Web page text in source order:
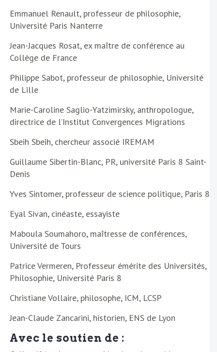
Emmanuel Renault, professeur de philosophie,
Université Paris Nanterre
Jean-Jacques Rosat, ex maître de conférence au
Collège de France
Philippe Sabot, professeur de philosophie, Université
de Lille
Marie-Caroline Saglio-Yatzimirsky, anthropologue,
directrice de l’Institut Convergences Migrations
Sbeih Sbeih, chercheur associé IREMAM
Guillaume Sibertin-Blanc, PR, université Paris 8 Saint-
Denis
Yves Sintomer, professeur de science politique, Paris 8
Eyal Sivan, cinéaste, essayiste
Maboula Soumahoro, maîtresse de conférences,
Université de Tours
Patrice Vermeren, Professeur émérite des Universités,
Philosophie, Université Paris 8
Christiane Vollaire, philosophe, ICM, LCSP
Jean-Claude Zancarini, historien, ENS de Lyon
Avec le soutien de :